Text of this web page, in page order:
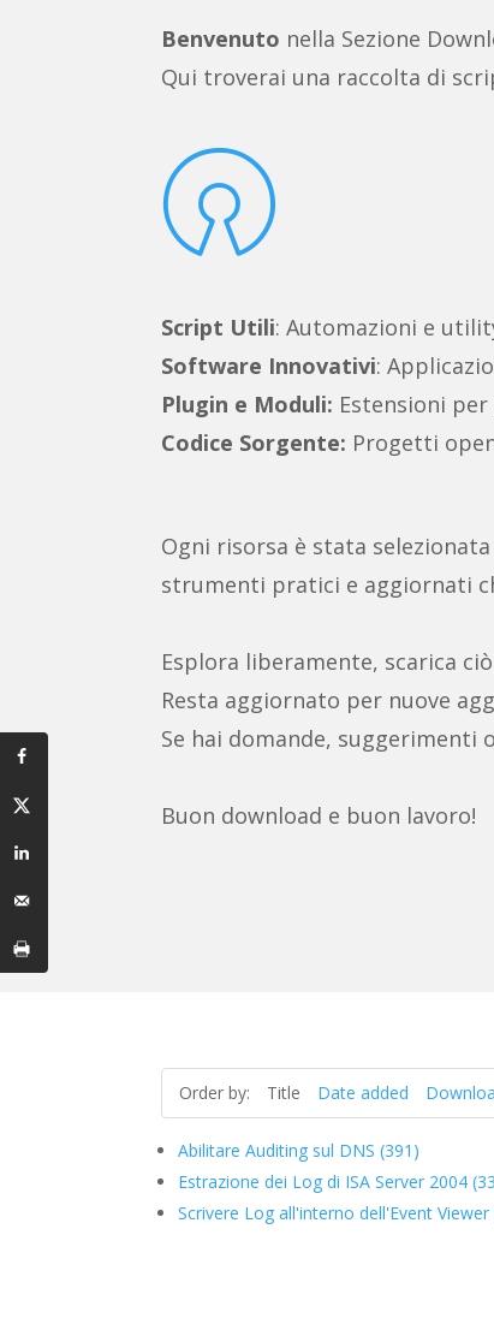
Benvenuto nella Sezione
Qui troverai una raccolta di

Script Utili: Automazioni e
Software Innovativi:
Plugin e Moduli: Estensioni
Codice Sorgente: Progetti
Ogni risorsa è stata
strumenti pratici e aggiornati
Esplora liberamente, scarica
Resta aggiornato per nuove
Se hai domande,
Buon download e buon lavoro!
Order by: Title Date added
Abilitare Auditing sul DNS (391)
Estrazione dei Log di ISA Server 2004
Scrivere Log all'interno dell'Event Viewer